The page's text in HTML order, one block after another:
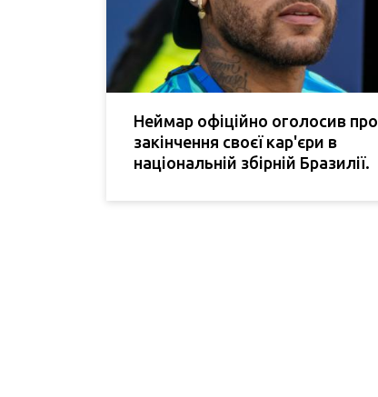
Неймар офіційно оголосив про
закінчення своєї кар'єри в
національній збірній Бразилії.